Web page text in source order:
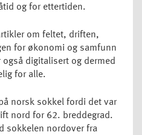
og for ettertiden.
om feltet, driften,
for økonomi og samfunn
digitalisert og dermed
for alle.
norsk sokkel fordi det var
nord for 62. breddegrad.
sokkelen nordover fra